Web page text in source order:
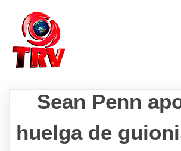
Sean Penn
huelga de